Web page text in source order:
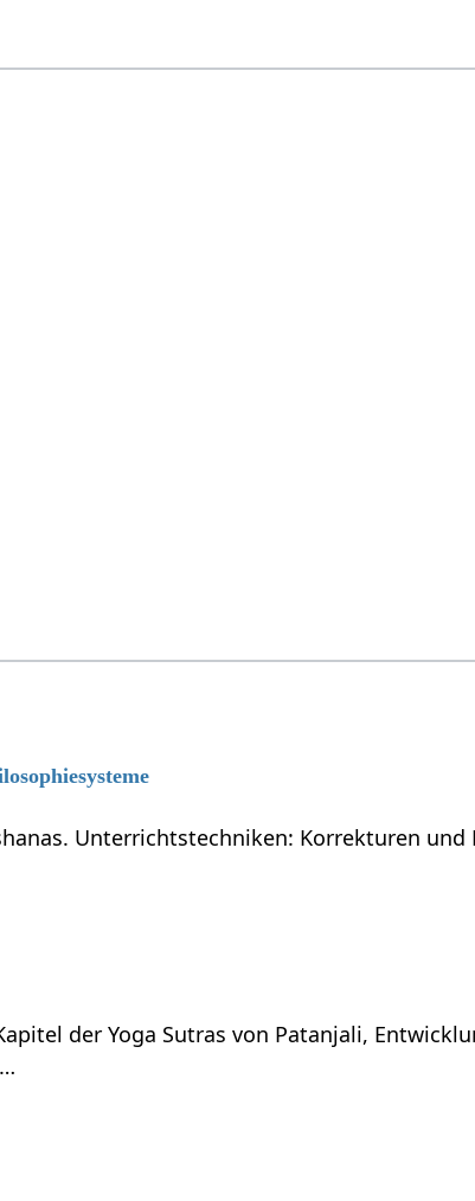
Unterrichtstechniken: Korrekturen
der Yoga Sutras von Patanjali,